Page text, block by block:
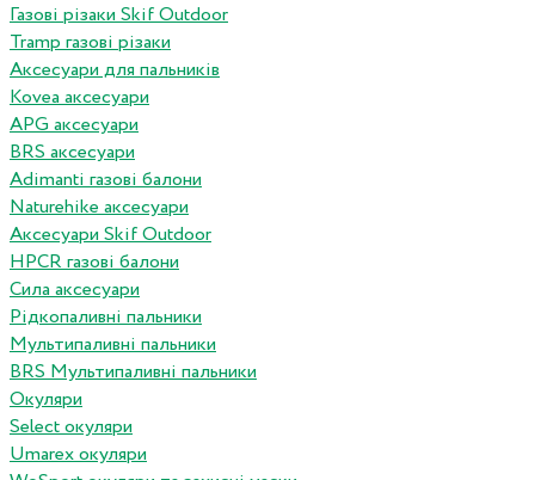
Газові різаки Skif Outdoor
Tramp газові різаки
Аксесуари для пальників
Kovea аксесуари
APG аксесуари
BRS аксесуари
Adimanti газові балони
Naturehike аксесуари
Аксесуари Skif Outdoor
HPCR газові балони
Сила аксесуари
Рідкопаливні пальники
Мультипаливні пальники
BRS Мультипаливні пальники
Окуляри
Select окуляри
Umarex окуляри